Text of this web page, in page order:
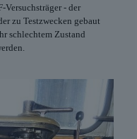
Versuchsträger - der
zu Testzwecken gebaut
schlechtem Zustand